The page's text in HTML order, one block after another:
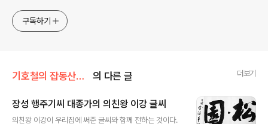
approach will be to resist any common sense or
generalized viewpoint
구독하기
기호철의 잡동산이雜同散異 의 다른 글 더보기
장성 행주기씨 대종가의 의친왕 이강 글씨
의친왕 이강이 우리집에 써준 글씨와 함께 전하는 것이다.